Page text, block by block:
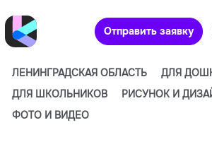
Отправить заявку
ЛЕНИНГРАДСКАЯ ОБЛАСТЬ
ДЛЯ
ДЛЯ ШКОЛЬНИКОВ
РИСУНОК И
ФОТО И ВИДЕО